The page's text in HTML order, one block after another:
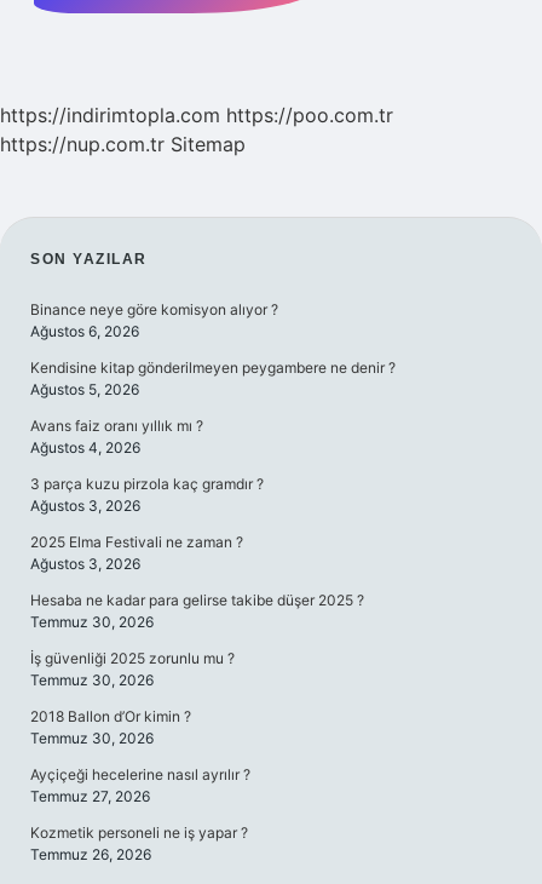
https://indirimtopla.com https://poo.com.tr
https://nup.com.tr Sitemap
SIDEBAR
SON YAZILAR
Binance neye göre komisyon alıyor ?
Ağustos 6, 2026
Kendisine kitap gönderilmeyen peygambere ne denir ?
Ağustos 5, 2026
Avans faiz oranı yıllık mı ?
Ağustos 4, 2026
3 parça kuzu pirzola kaç gramdır ?
Ağustos 3, 2026
2025 Elma Festivali ne zaman ?
Ağustos 3, 2026
Hesaba ne kadar para gelirse takibe düşer 2025 ?
Temmuz 30, 2026
İş güvenliği 2025 zorunlu mu ?
Temmuz 30, 2026
2018 Ballon d’Or kimin ?
Temmuz 30, 2026
Ayçiçeği hecelerine nasıl ayrılır ?
Temmuz 27, 2026
Kozmetik personeli ne iş yapar ?
Temmuz 26, 2026